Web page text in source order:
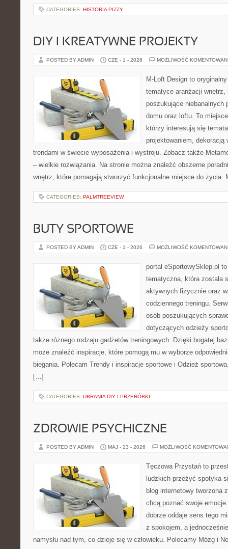
CATEGORIES: HISTORIA PIZZY
DIY I KREATYWNE PROJEKTY
POSTED BY ADMIN CZE - 1 - 2026 MOŻLIWOŚĆ
M-Loft Design to
tematyce aranżacji
poszukujące niebanalnych
domu oraz loftu. To
którzy interesują się
projektowaniem, dekoracją
trendami w świecie wyposażenia i wystroju. Zobacz także
– wielkie rozwiązania. Na stronie można znaleźć obszerne
wnętrz, które pomagają stworzyć funkcjonalne miejsce do
CATEGORIES: PALMTREEVIEW
BUTY SPORTOWE
POSTED BY ADMIN CZE - 1 - 2026 MOŻLIWOŚĆ
portal eSportowySklep.pl
tematyczna, która została
aktywnych fizycznie oraz
codziennego treningu.
osób poszukujących
dotyczących odzieży
także różnego rodzaju gadżetów treningowych. Dzięki bogatej
może znaleźć inspiracje, które pomogą mu w wyborze
biegania. Polecam Trendy i inspiracje sportowe i Odzież
[…]
CATEGORIES: UBRANIA DIY I PRZERÓBKI
ZDROWIE PSYCHICZNE
POSTED BY ADMIN MAJ - 23 - 2026 MOŻLIWOŚĆ
Tęczowa Przystań to
ludzkich przeżyć spotyka
blog internetowy tworzona
chcą poznać swoje
dobrze oddaje sens tego
z spokojem, a
namysłu nad tym, co dzieje się w człowieku. Polecamy Mózg i